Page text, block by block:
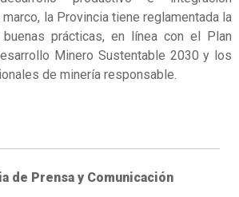
la Provincia tiene reglamentada la
buenas prácticas, en línea con el Plan
Minero Sustentable 2030 y los
de minería responsable.
de Prensa y Comunicación